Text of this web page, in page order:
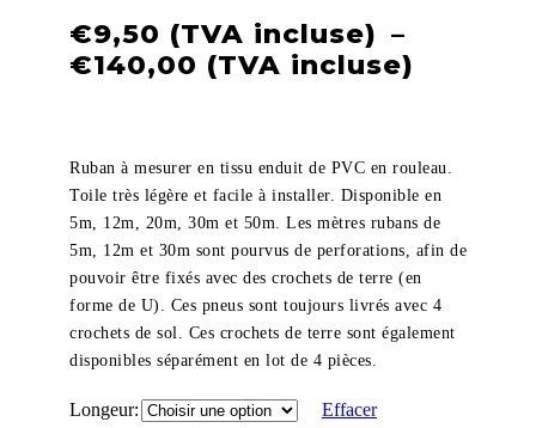
€9,50
–
€140,00
à
Ruban à mesurer en tissu enduit de PVC en rouleau.
Toile très légère et facile à installer. Disponible en
5m, 12m, 20m, 30m et 50m. Les mètres rubans de
5m, 12m et 30m sont pourvus de perforations, afin de
pouvoir être fixés avec des crochets de terre (en
forme de U). Ces pneus sont toujours livrés avec 4
crochets de sol. Ces crochets de terre sont également
disponibles séparément en lot de 4 pièces.
Longeur Effacer